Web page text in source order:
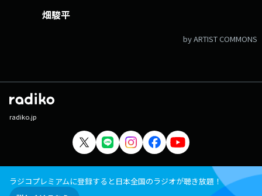
畑駿平
by ARTIST COMMONS
radiko.jp
ラジコプレミアムに登録すると日本全国のラジオが聴き放題！